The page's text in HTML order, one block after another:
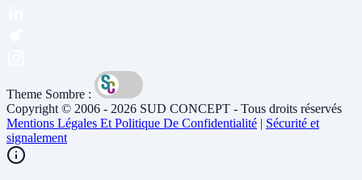
Theme Sombre :
Copyright © 2006 - 2026 SUD CONCEPT - Tous droits réservés
Mentions Légales Et Politique De Confidentialité | Sécurité et
signalement